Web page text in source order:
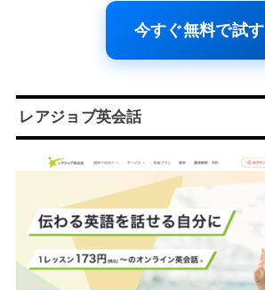
今すぐ無料で試す
レアジョブ英会話